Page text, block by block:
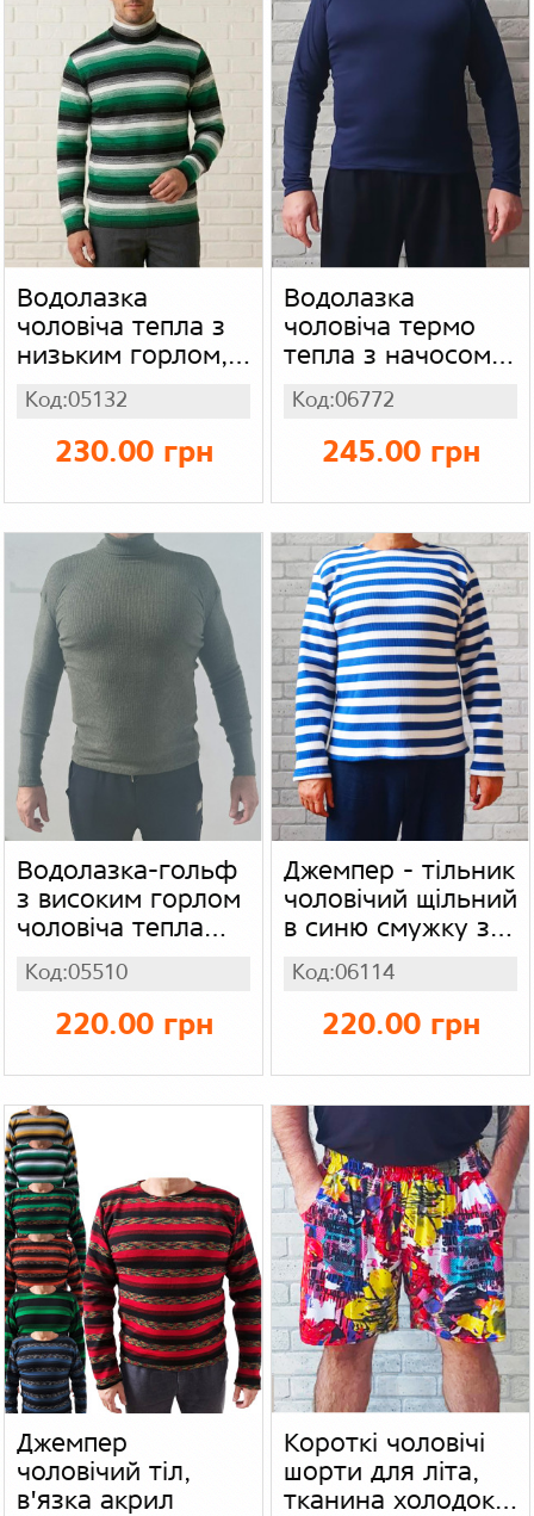
Водолазка
чоловіча тепла з
низьким горлом,
теплий акрил
Код:05132
230.00 грн
Водолазка
чоловіча термо
тепла з начосом,
зимова на флісі,
темно синя
Код:06772
245.00 грн
Водолазка-гольф
з високим горлом
чоловіча тепла
хакі, кашемір
рубчик
Код:05510
220.00 грн
Джемпер - тільник
чоловічий щільний
в синю смужку з
довгим рукавом
(батал), акрил
рубчик
Код:06114
220.00 грн
Джемпер
чоловічий тіл,
в'язка акрил
Короткі чоловічі
шорти для літа,
тканина холодок